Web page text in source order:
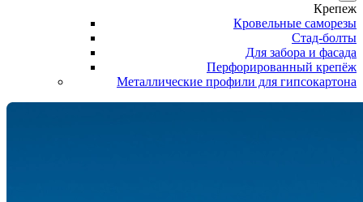
Крепеж
Кровельные саморезы
Стад-болты
Для забора и фасада
Перфорированный крепёж
Металлические профили для гипсокартона